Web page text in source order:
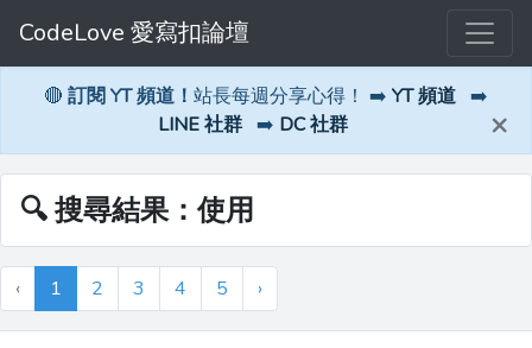
CodeLove 愛寫扣論壇
🔴 訂閱 YT 頻道！ 站長每週分享心得！ ➡️ YT 頻道 ➡️
LINE 社群 ➡️ DC 社群 ×
🔍 搜尋結果：使用
‹ 1 2 3 4 5 ›